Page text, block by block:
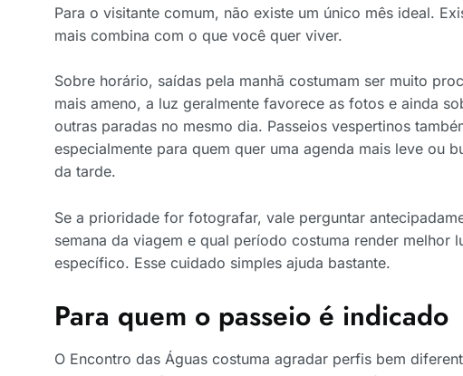
Para o visitante comum, não existe um único mês ideal.
mais combina com o que você quer viver.
Sobre horário, saídas pela manhã costumam ser muito
mais ameno, a luz geralmente favorece as fotos e ainda
outras paradas no mesmo dia. Passeios vespertinos
especialmente para quem quer uma agenda mais leve ou
da tarde.
Se a prioridade for fotografar, vale perguntar
semana da viagem e qual período costuma render melhor
específico. Esse cuidado simples ajuda bastante.
Para quem o passeio é indicado
O Encontro das Águas costuma agradar perfis bem